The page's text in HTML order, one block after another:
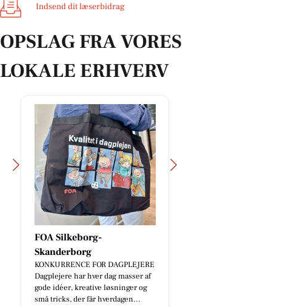
Indsend dit læserbidrag
OPSLAG FRA VORES
LOKALE ERHVERV
Slagter Byskov
UGENS WEEKENDSTEG 😋🍖 På
fredag kan du få vores lækre dansk
kalveculotte - nok til 5-6 personer.
Pris pr. stk. kun 289,00 k...